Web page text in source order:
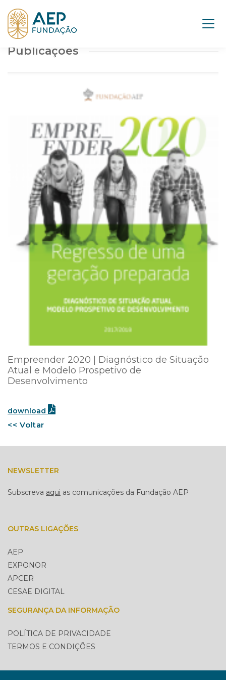
Publicações
Empreender 2020 | Diagnóstico de Situação
Atual e Modelo Prospetivo de
Desenvolvimento
download
<< Voltar
NEWSLETTER
Subscreva aqui as comunicações da Fundação AEP
OUTRAS LIGAÇÕES
AEP
EXPONOR
APCER
CESAE DIGITAL
SEGURANÇA DA INFORMAÇÃO
POLÍTICA DE PRIVACIDADE
TERMOS E CONDIÇÕES